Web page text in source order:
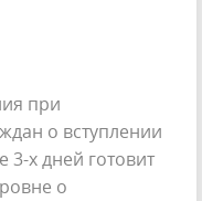
при
о вступлении
3-х дней готовит
о